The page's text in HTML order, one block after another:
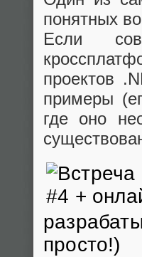
понятных
Если
проектов
примеры
где оно
просто!)